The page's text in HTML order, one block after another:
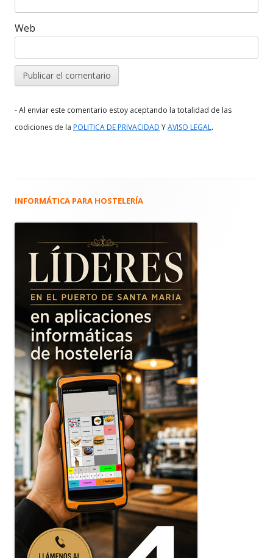
Web
- Al enviar este comentario estoy aceptando la totalidad de las
codiciones de la POLITICA DE PRIVACIDAD YAVISO LEGAL.
Barra
principal
INFORMÁTICA PARA HOSTELERÍA